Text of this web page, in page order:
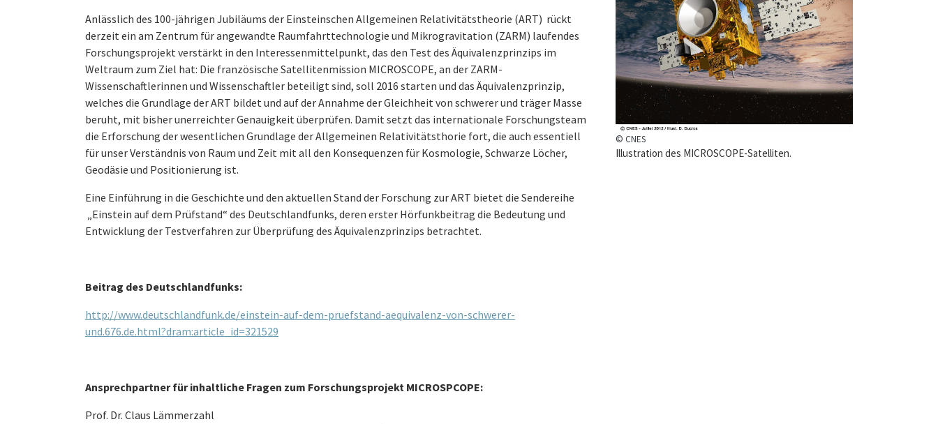
Anlässlich des 100-jährigen Jubiläums der Einsteinschen Allgemeinen Relativitätstheorie (ART) rückt
derzeit ein am Zentrum für angewandte Raumfahrttechnologie und Mikrogravitation (ZARM) laufendes
Forschungsprojekt verstärkt in den Interessenmittelpunkt, das den Test des Äquivalenzprinzips im
Weltraum zum Ziel hat: Die französische Satellitenmission MICROSCOPE, an der ZARM-
Wissenschaftlerinnen und Wissenschaftler beteiligt sind, soll 2016 starten und das Äquivalenzprinzip,
welches die Grundlage der ART bildet und auf der Annahme der Gleichheit von schwerer und träger Masse
beruht, mit bisher unerreichter Genauigkeit überprüfen. Damit setzt das internationale Forschungsteam
die Erforschung der wesentlichen Grundlage der Allgemeinen Relativitätsthorie fort, die auch essentiell
für unser Verständnis von Raum und Zeit mit all den Konsequenzen für Kosmologie, Schwarze Löcher,
Geodäsie und Positionierung ist.
Eine Einführung in die Geschichte und den aktuellen Stand der Forschung zur ART bietet die Sendereihe
„Einstein auf dem Prüfstand“ des Deutschlandfunks, deren erster Hörfunkbeitrag die Bedeutung und
Entwicklung der Testverfahren zur Überprüfung des Äquivalenzprinzips betrachtet.
Beitrag des Deutschlandfunks:
http://www.deutschlandfunk.de/einstein-auf-dem-pruefstand-aequivalenz-von-schwerer-
und.676.de.html?dram:article_id=321529
Ansprechpartner für inhaltliche Fragen zum Forschungsprojekt MICROSPCOPE:
Prof. Dr. Claus Lämmerzahl
© CNES
Illustration des MICROSCOPE-Satelliten.